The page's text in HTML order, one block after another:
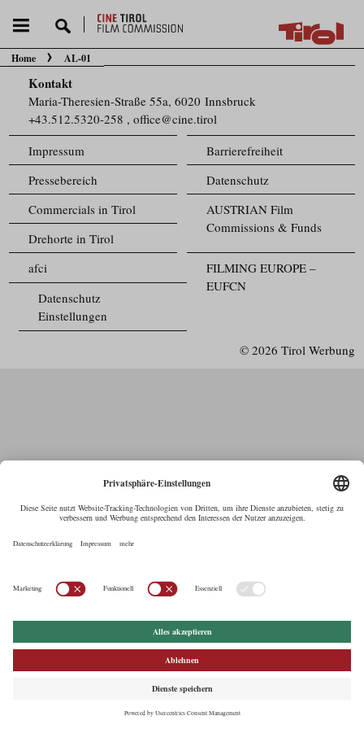
Sie befinden sich hier:
Home AL-01
Kontakt
Maria-Theresien-Straße 55a, 6020 Innsbruck
+43.512.5320-258 ,office@cine.tirol
Impressum
Barrierefreiheit
Pressebereich
Datenschutz
Commercials in Tirol
AUSTRIAN Film
Commissions & Funds
Drehorte in Tirol
FILMING EUROPE –
EUFCN
afci
Datenschutz
Einstellungen
© 2026 Tirol Werbung